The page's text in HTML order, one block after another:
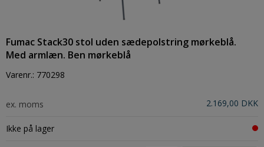
Fumac Stack30 stol uden sædepolstring mørkeblå.
Med armlæn. Ben mørkeblå
Varenr.: 770298
ex. moms 2.169,00 DKK
Ikke på lager